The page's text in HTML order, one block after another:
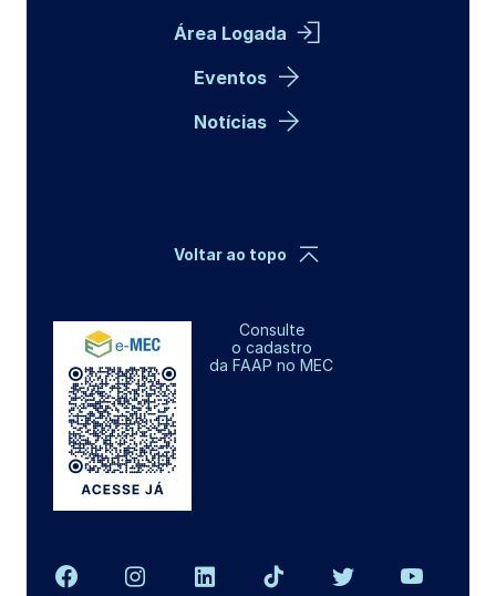
Área Logada
Eventos
Notícias
Consulte
o cadastro
da FAAP no MEC
Voltar ao topo